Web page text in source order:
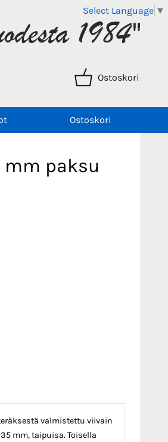
Select Language ▼
Ostoskori
Ostoskori
mm paksu
valmistettu viivain
mm, taipuisa. Toisella